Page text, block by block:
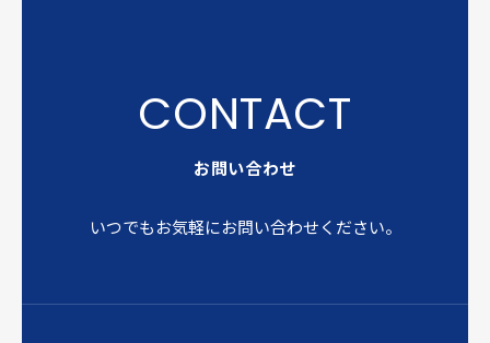
お問い合わせ
いつでもお気軽にお問い合わせください。